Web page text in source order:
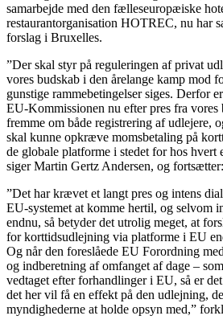
samarbejde med den fælleseuropæiske
restaurantorganisation HOTREC, nu har
forslag i Bruxelles.
”Der skal styr på reguleringen af privat
vores budskab i den årelange kamp mod
gunstige rammebetingelser siges. Derfor
EU-Kommissionen nu efter pres fra vores
fremme om både registrering af udlejere,
skal kunne opkræve momsbetaling på
de globale platforme i stedet for hos hvert
siger Martin Gertz Andersen, og fortsætter:
”Det har krævet et langt pres og intens
EU-systemet at komme hertil, og selvom
endnu, så betyder det utrolig meget, at
for korttidsudlejning via platforme i EU
Og når den foreslåede EU Forordning
og indberetning af omfanget af dage –
vedtaget efter forhandlinger i EU, så er
det her vil få en effekt på den udlejning,
myndighederne at holde opsyn med,”